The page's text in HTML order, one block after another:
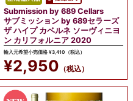
Submission by 689 Cellars
サブミッション by 689セラーズ
ザ ハイプ カベルネ ソーヴィニヨ
ン カリフォルニア 2020
輸入元希望小売価格 ¥3,410（税込）
¥2,950 （税込）